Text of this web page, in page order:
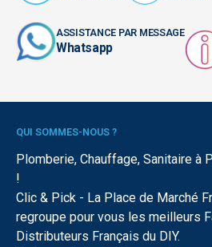
ASSISTANCE PAR MESSAGE
Whatsapp
QUI SOMMES-NOUS ?
Plomberie, Chauffage, Sanitaire à
!
Clic & Pick - La Place de Marché
regroupe pour vous les meilleurs
Distributeurs Français du DIY.